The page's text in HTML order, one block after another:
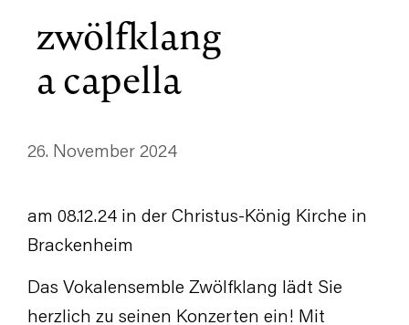
zwölfklang
a capella
26. November 2024
am 08.12.24 in der Christus-König Kirche in
Brackenheim
Das Vokalensemble Zwölfklang lädt Sie
herzlich zu seinen Konzerten ein! Mit